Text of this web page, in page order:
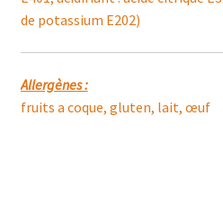
de potassium E202)
Allergènes :
fruits a coque, gluten, lait, œuf